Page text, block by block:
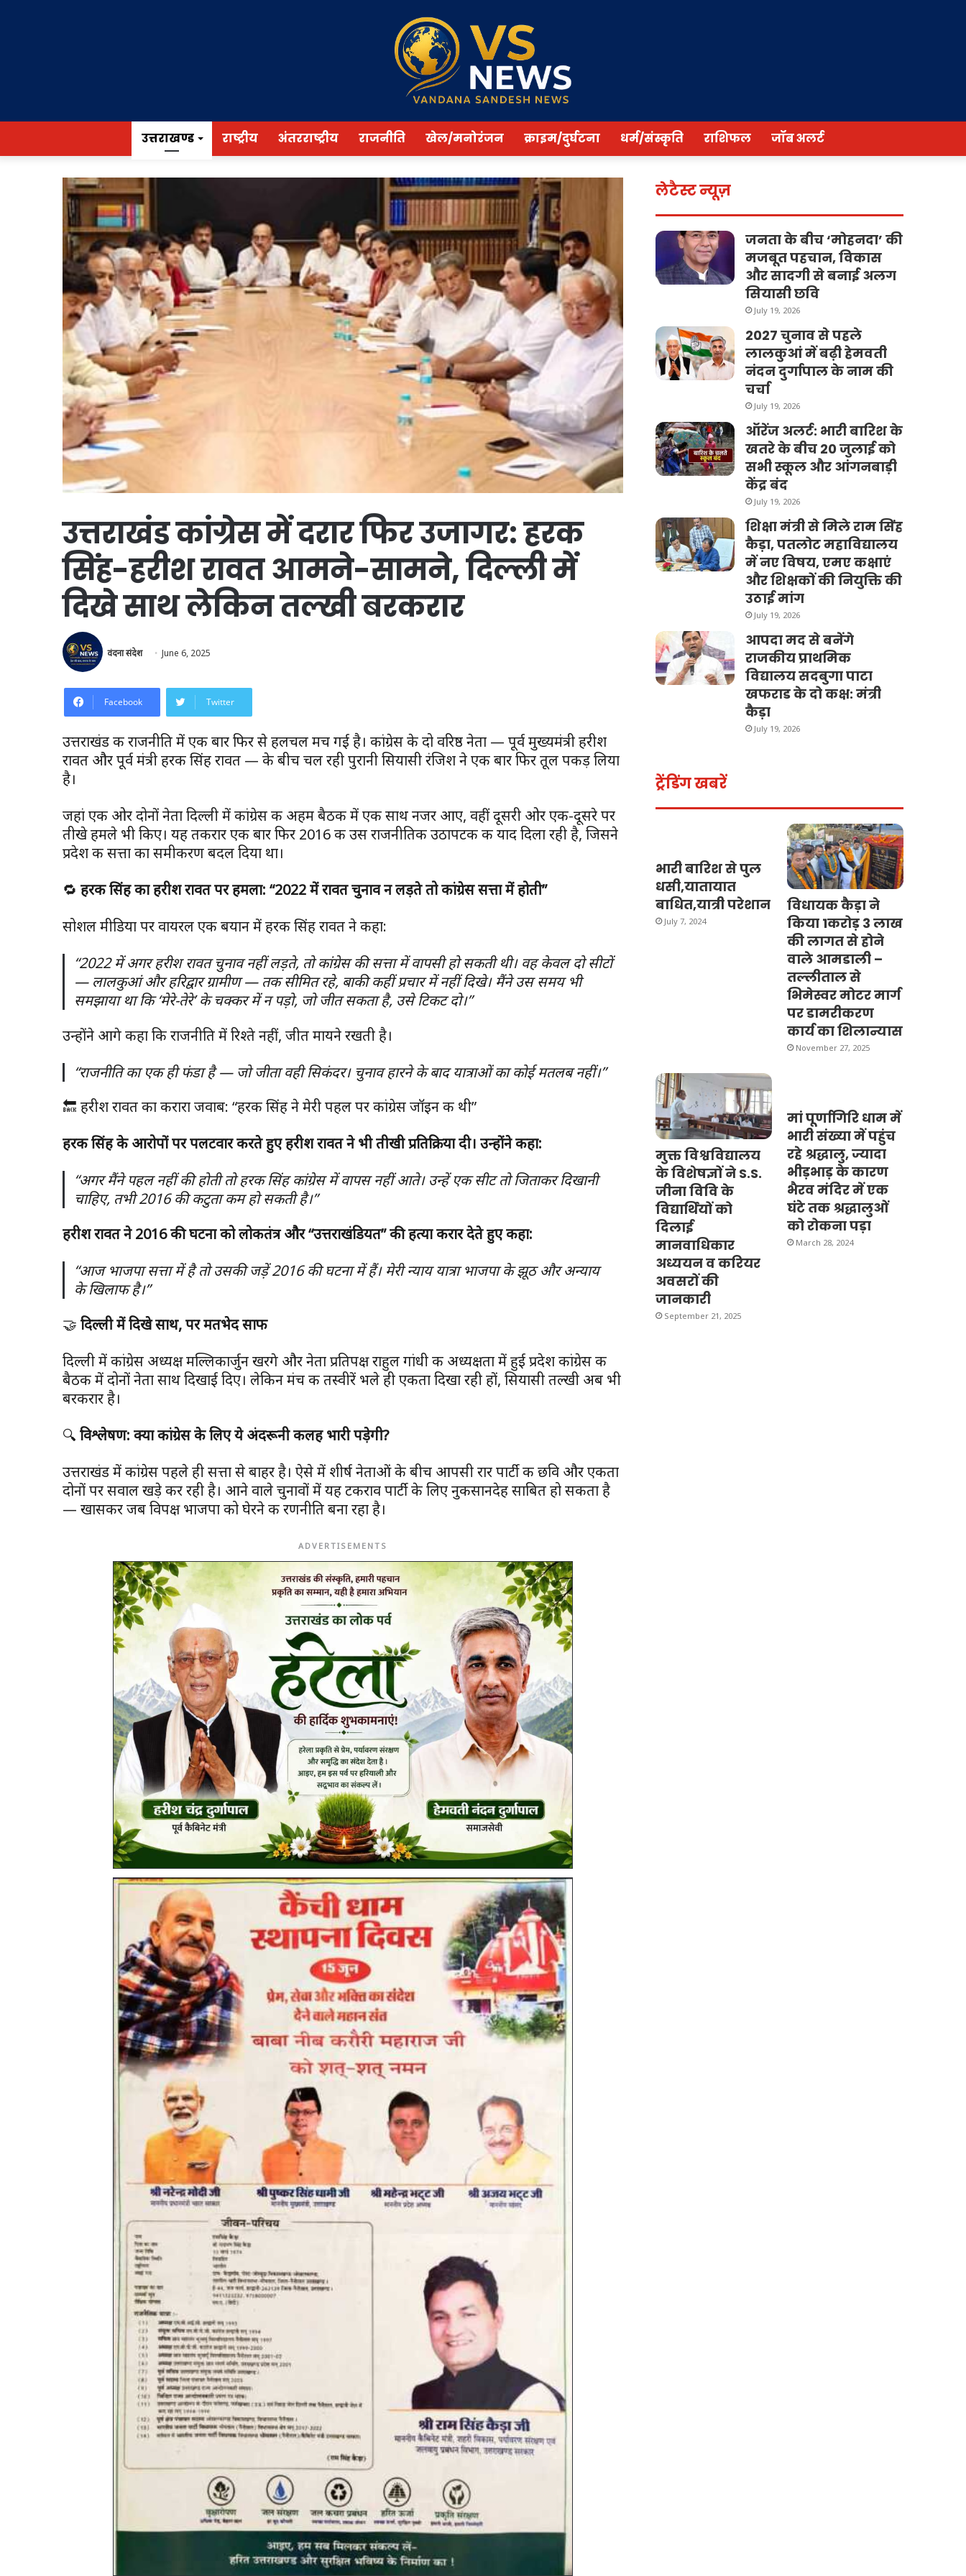
उत्तराखण्ड राष्ट्रीय अंतरराष्ट्रीय राजनीति खेल/मनोरंजन क्राइम/दुर्घटना धर्म/संस्कृति राशिफल जॉब अलर्ट
उत्तराखंड कांग्रेस में दरार फिर उजागर: हरक
सिंह-हरीश रावत आमने-सामने, दिल्ली में
दिखे साथ लेकिन तल्खी बरकरार
वंदना संदेश June 6, 2025
Facebook Twitter
उत्तराखंड की राजनीति में एक बार फिर से हलचल मच गई है। कांग्रेस के दो वरिष्ठ नेता — पूर्व मुख्यमंत्री हरीश
रावत और पूर्व मंत्री हरक सिंह रावत — के बीच चल रही पुरानी सियासी रंजिश ने एक बार फिर तूल पकड़ लिया
है।
जहां एक ओर दोनों नेता दिल्ली में कांग्रेस की अहम बैठक में एक साथ नजर आए, वहीं दूसरी ओर एक-दूसरे पर
तीखे हमले भी किए। यह तकरार एक बार फिर 2016 की उस राजनीतिक उठापटक की याद दिला रही है, जिसने
प्रदेश की सत्ता का समीकरण बदल दिया था।
🔁 हरक सिंह का हरीश रावत पर हमला: “2022 में रावत चुनाव न लड़ते तो कांग्रेस सत्ता में होती”
सोशल मीडिया पर वायरल एक बयान में हरक सिंह रावत ने कहा:
“2022 में अगर हरीश रावत चुनाव नहीं लड़ते, तो कांग्रेस की सत्ता में वापसी हो सकती थी। वह केवल दो सीटों
— लालकुआं और हरिद्वार ग्रामीण — तक सीमित रहे, बाकी कहीं प्रचार में नहीं दिखे। मैंने उस समय भी
समझाया था कि ‘मेरे-तेरे’ के चक्कर में न पड़ो, जो जीत सकता है, उसे टिकट दो।”
उन्होंने आगे कहा कि राजनीति में रिश्ते नहीं, जीत मायने रखती है।
“राजनीति का एक ही फंडा है — जो जीता वही सिकंदर। चुनाव हारने के बाद यात्राओं का कोई मतलब नहीं।”
🔙 हरीश रावत का करारा जवाब: “हरक सिंह ने मेरी पहल पर कांग्रेस जॉइन की थी”
हरक सिंह के आरोपों पर पलटवार करते हुए हरीश रावत ने भी तीखी प्रतिक्रिया दी। उन्होंने कहा:
“अगर मैंने पहल नहीं की होती तो हरक सिंह कांग्रेस में वापस नहीं आते। उन्हें एक सीट तो जिताकर दिखानी
चाहिए, तभी 2016 की कटुता कम हो सकती है।”
हरीश रावत ने 2016 की घटना को लोकतंत्र और “उत्तराखंडियत” की हत्या करार देते हुए कहा:
“आज भाजपा सत्ता में है तो उसकी जड़ें 2016 की घटना में हैं। मेरी न्याय यात्रा भाजपा के झूठ और अन्याय
के खिलाफ है।”
🤝 दिल्ली में दिखे साथ, पर मतभेद साफ
दिल्ली में कांग्रेस अध्यक्ष मल्लिकार्जुन खरगे और नेता प्रतिपक्ष राहुल गांधी की अध्यक्षता में हुई प्रदेश कांग्रेस की
बैठक में दोनों नेता साथ दिखाई दिए। लेकिन मंच की तस्वीरें भले ही एकता दिखा रही हों, सियासी तल्खी अब भी
बरकरार है।
🔍 विश्लेषण: क्या कांग्रेस के लिए ये अंदरूनी कलह भारी पड़ेगी?
उत्तराखंड में कांग्रेस पहले ही सत्ता से बाहर है। ऐसे में शीर्ष नेताओं के बीच आपसी रार पार्टी की छवि और एकता
दोनों पर सवाल खड़े कर रही है। आने वाले चुनावों में यह टकराव पार्टी के लिए नुकसानदेह साबित हो सकता है
— खासकर जब विपक्ष भाजपा को घेरने की रणनीति बना रहा है।
ADVERTISEMENTS
लेटैस्ट न्यूज़
जनता के बीच ‘मोहनदा’ की
मजबूत पहचान, विकास
और सादगी से बनाई अलग
सियासी छवि
July 19, 2026
2027 चुनाव से पहले
लालकुआं में बढ़ी हेमवती
नंदन दुर्गापाल के नाम की
चर्चा
July 19, 2026
ऑरेंज अलर्ट: भारी बारिश के
खतरे के बीच 20 जुलाई को
सभी स्कूल और आंगनबाड़ी
केंद्र बंद
July 19, 2026
शिक्षा मंत्री से मिले राम सिंह
कैड़ा, पतलोट महाविद्यालय
में नए विषय, एमए कक्षाएं
और शिक्षकों की नियुक्ति की
उठाई मांग
July 19, 2026
आपदा मद से बनेंगे
राजकीय प्राथमिक
विद्यालय सदबुगा पाटा
खफराड के दो कक्ष: मंत्री
कैड़ा
July 19, 2026
ट्रेंडिंग खबरें
भारी बारिश से पुल
धसी,यातायात
बाधित,यात्री परेशान
July 7, 2024
विधायक कैड़ा ने
किया 1करोड़ 3 लाख
की लागत से होने
वाले आमडाली –
तल्लीताल से
भिमेस्वर मोटर मार्ग
पर डामरीकरण
कार्य का शिलान्यास
November 27, 2025
मुक्त विश्वविद्यालय
के विशेषज्ञों ने S.S.
जीना विवि के
विद्यार्थियों को
दिलाई
मानवाधिकार
अध्ययन व करियर
अवसरों की
जानकारी
September 21, 2025
मां पूर्णागिरि धाम में
भारी संख्या में पहुंच
रहे श्रद्धालु, ज्यादा
भीड़भाड़ के कारण
भैरव मंदिर में एक
घंटे तक श्रद्धालुओं
को रोकना पड़ा
March 28, 2024